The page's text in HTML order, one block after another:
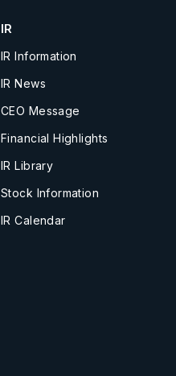
IR
IR Information
IR News
CEO Message
Financial Highlights
IR Library
Stock Information
IR Calendar